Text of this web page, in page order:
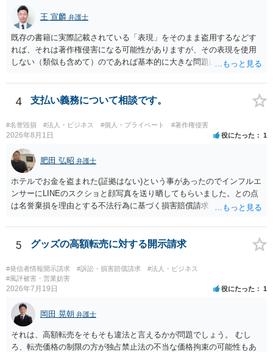
める方向の事情となりますが、自動的に肖像権侵害となるわけではあ
りません。 まず、見積書、メール、チャット、デザイナーの利用規約
を確認したうえで、「提供素材及びこれを含む画面の複製・SNS掲載
を許諾しない」と書面で明確に通知することをお勧めします。すでに
掲載された場合は、URL、掲載日時、画面を保存してから削除を求め
てください。
王 宣麟 弁護士
既存の書籍に実際記載されている「表現」をそのまま盗用するなどす
れば、それは著作権侵害になる可能性がありますが、その表現を使用
しない（類似も含めて）のであれば基本的に大きな問題は生じないか
現」であり、昔話の大筋や設定の骨子だけを使うのは、一般にアイデ
ア利用の範囲です。 一方で、特定の作品の文章をそのまま使うことは
もちろん、表現の選び方や展開が「その作品の本質的特徴を直接感得
できる」レベルだと、翻案や二次的著作物の問題が出ますのでこの点
はご留意ください。
4 支払い義務について相談です。
#名誉毀損 #法人・ビジネス #個人・プライベート #著作権侵害
2026年8月1日 役にたった 1
肥田 弘昭 弁護士
ホテルでお金を盗まれた(証拠はない)という事があったのでインフルエ
ンサーにLINEのスクショと顔写真を送り晒してもらいました。との点
は名誉棄損を理由とする不法行為に基づく損害賠償請求（共同不法行
その人が会社を経営しているようで仕事が飛んだとのことでその分の
賠償金と8人分の従業員の年間利益を請求すると言われています。」で
の計算がすべて損害とならないかと思いますので、損害額で争っても
良いかと思います。ご参考にしてください。
5 グッズの高額転売に対する開示請求
#発信者情報開示請求 #訴訟・損害賠償請求
#法人・ビジネス
#風評被害・営業妨害
2026年7月19日 役にたった 1
岡田 晃朝 弁護士
それは、高額転売をそもそも違法と言えるかが問題でしょう。 むし
ろ、転売価格の制限の方が独占禁止法の不当な価格拘束の可能性もあ